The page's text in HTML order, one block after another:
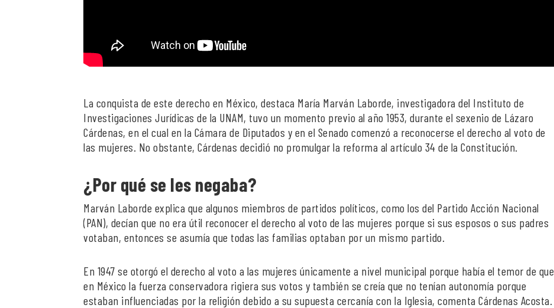
La conquista de este derecho en México, destaca María Marván Laborde, investigadora del Instituto de
Investigaciones Jurídicas de la UNAM, tuvo un momento previo al año 1953, durante el sexenio de Lázaro
Cárdenas, en el cual en la Cámara de Diputados y en el Senado comenzó a reconocerse el derecho al voto de
las mujeres. No obstante, Cárdenas decidió no promulgar la reforma al artículo 34 de la Constitución.
¿Por qué se les negaba?
Marván Laborde explica que algunos miembros de partidos políticos, como los del Partido Acción Nacional
(PAN), decían que no era útil reconocer el derecho al voto de las mujeres porque si sus esposos o sus padres
votaban, entonces se asumía que todas las familias optaban por un mismo partido.
En 1947 se otorgó el derecho al voto a las mujeres únicamente a nivel municipal porque había el temor de que
en México la fuerza conservadora rigiera sus votos y también se creía que no tenían autonomía porque
estaban influenciadas por la religión debido a su supuesta cercanía con la Iglesia, comenta Cárdenas Acosta.